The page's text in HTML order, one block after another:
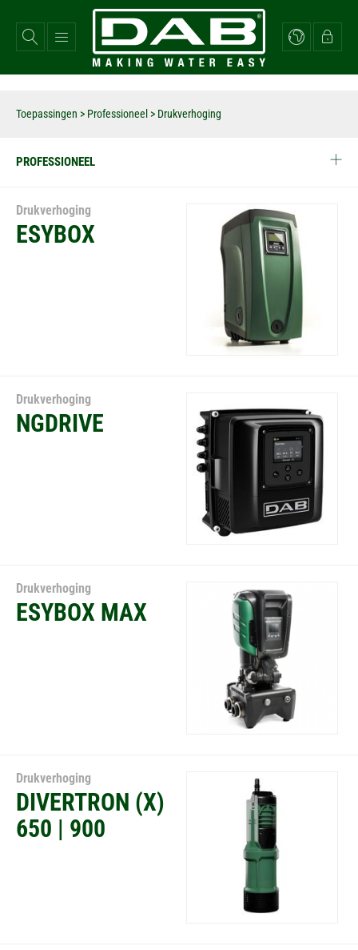
naar
Toepassingen > Professioneel > Drukverhoging
PROFESSIONEEL
Drukverhoging
ESYBOX
Drukverhoging
NGDRIVE
Drukverhoging
ESYBOX MAX
Drukverhoging
DIVERTRON (X)
650 | 900